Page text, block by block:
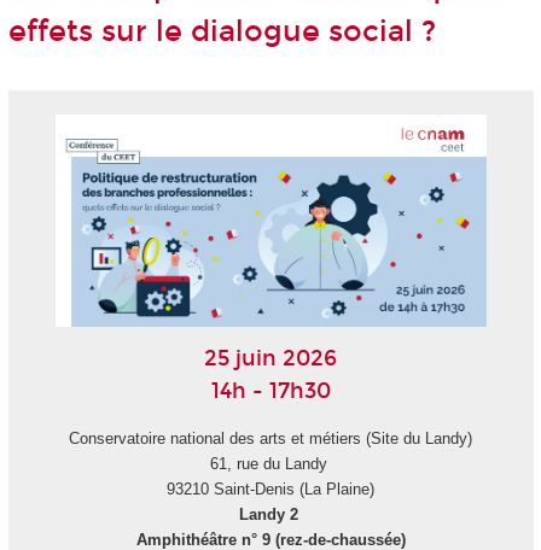
effets sur le dialogue social ?
25 juin 2026
14h - 17h30
Conservatoire national des arts et métiers (Site du Landy)
61, rue du Landy
93210 Saint-Denis (La Plaine)
Landy 2
Amphithéâtre n° 9 (rez-de-chaussée)